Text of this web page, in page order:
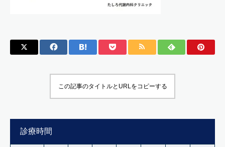
この記事のタイトルとURLをコピーする
診療時間